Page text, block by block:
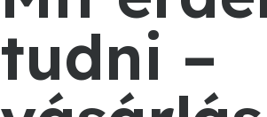
tudni –